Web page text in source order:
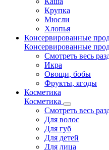
Крупка
Мюсли
Хлопья
Консервированные
Консервированные
Смотреть весь
Икра
Овощи, бобы
Фрукты, ягоды
Косметика
Косметика
Смотреть весь
Для волос
Для губ
Для детей
Для лица